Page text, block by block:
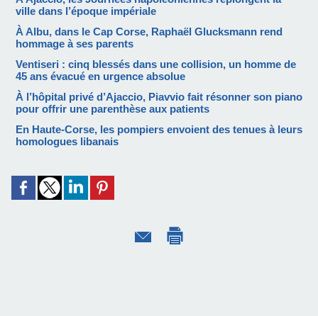
ville dans l’époque impériale
À Albu, dans le Cap Corse, Raphaël Glucksmann rend
hommage à ses parents
Ventiseri : cinq blessés dans une collision, un homme de
45 ans évacué en urgence absolue
À l’hôpital privé d’Ajaccio, Piavvio fait résonner son piano
pour offrir une parenthèse aux patients
En Haute-Corse, les pompiers envoient des tenues à leurs
homologues libanais